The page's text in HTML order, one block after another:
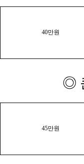
40만원
◎
45만원